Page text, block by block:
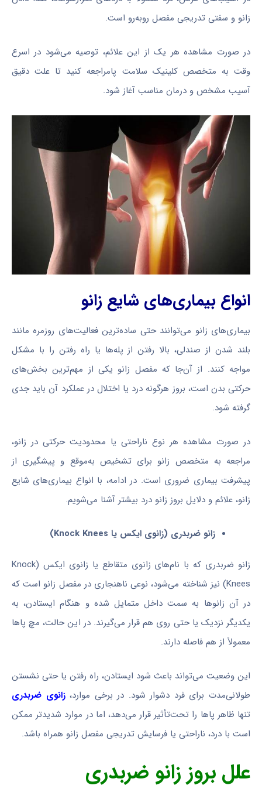
زانو و سفتی تدریجی مفصل روبه‌رو است.
در صورت مشاهده هر یک از این علائم، توصیه می‌شود در اسرع
وقت به متخصص کلینیک سلامت پامراجعه کنید تا علت دقیق
آسیب مشخص و درمان مناسب آغاز شود.
انواع بیماری‌های شایع زانو
بیماری‌های زانو می‌توانند حتی ساده‌ترین فعالیت‌های روزمره مانند
بلند شدن از صندلی، بالا رفتن از پله‌ها یا راه رفتن را با مشکل
مواجه کنند. از آن‌جا که مفصل زانو یکی از مهم‌ترین بخش‌های
حرکتی بدن است، بروز هرگونه درد یا اختلال در عملکرد آن باید جدی
گرفته شود.
در صورت مشاهده هر نوع ناراحتی یا محدودیت حرکتی در زانو،
مراجعه به متخصص زانو برای تشخیص به‌موقع و پیشگیری از
پیشرفت بیماری ضروری است. در ادامه، با انواع بیماری‌های شایع
زانو، علائم و دلایل بروز زانو درد بیشتر آشنا می‌شویم.
زانو ضربدری (زانوی ایکس یا Knock Knees)
زانو ضربدری که با نام‌های زانوی متقاطع یا زانوی ایکس (Knock
Knees) نیز شناخته می‌شود، نوعی ناهنجاری در مفصل زانو است که
در آن زانوها به سمت داخل متمایل شده و هنگام ایستادن، به
یکدیگر نزدیک یا حتی روی هم قرار می‌گیرند. در این حالت، مچ پاها
معمولاً از هم فاصله دارند.
این وضعیت می‌تواند باعث شود ایستادن، راه رفتن یا حتی نشستن
طولانی‌مدت برای فرد دشوار شود. در برخی موارد،زانوی ضربدری
تنها ظاهر پاها را تحت‌تأثیر قرار می‌دهد، اما در موارد شدیدتر ممکن
است با درد، ناراحتی یا فرسایش تدریجی مفصل زانو همراه باشد.
علل بروز زانو ضربدری